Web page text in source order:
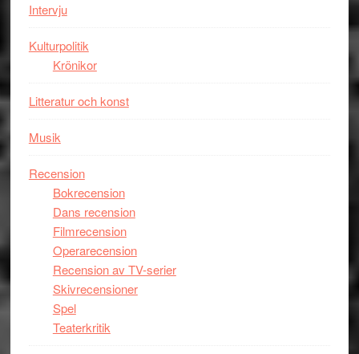
Intervju
Kulturpolitik
Krönikor
Litteratur och konst
Musik
Recension
Bokrecension
Dans recension
Filmrecension
Operarecension
Recension av TV-serier
Skivrecensioner
Spel
Teaterkritik